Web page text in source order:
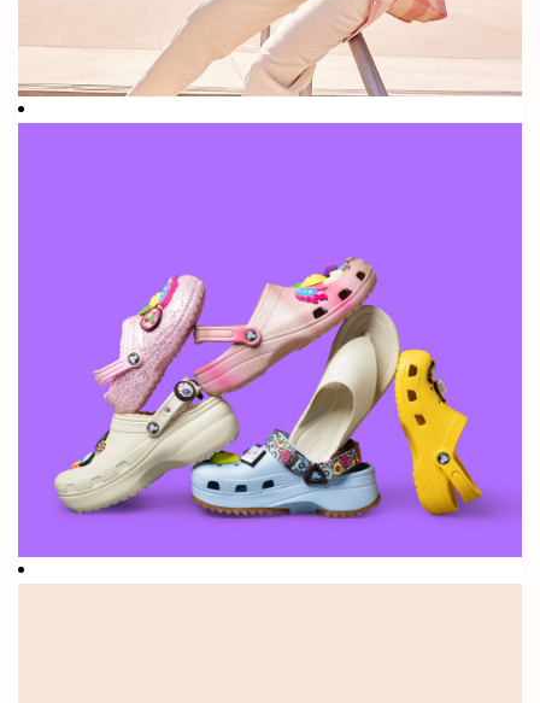
豆知
識:
2002年、当
社は誰も見た
ことがないほ
どユニークな
界に発信しま